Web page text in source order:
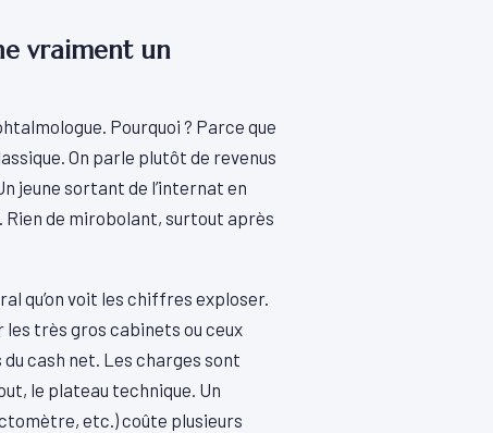
vraiment un
Pourquoi ? Parce que
On parle plutôt de revenus
jeune sortant de l’internat en
Rien de mirobolant, surtout après
qu’on voit les chiffres exploser.
les très gros cabinets ou ceux
cash net. Les charges sont
le plateau technique. Un
etc.) coûte plusieurs